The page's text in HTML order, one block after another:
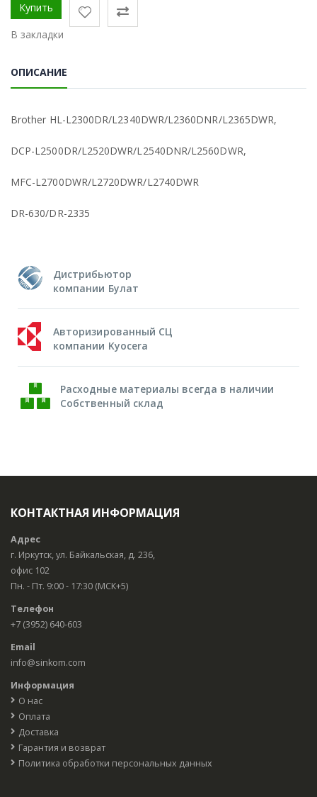
В закладки
ОПИСАНИЕ
Brother HL-L2300DR/L2340DWR/L2360DNR/L2365DWR,
DCP-L2500DR/L2520DWR/L2540DNR/L2560DWR,
MFC-L2700DWR/L2720DWR/L2740DWR
DR-630/DR-2335
Дистрибьютор
компании Булат
Авторизированный СЦ
компании Kyocera
Расходные материалы всегда в наличии
Собственный склад
КОНТАКТНАЯ ИНФОРМАЦИЯ
Адрес
г. Иркутск, ул. Байкальская, д. 236,
офис 102
Пн. - Пт. 9:00 - 17:30 (МСК+5)
Телефон
+7 (3952) 640-603
Email
info@sinkom.com
Информация
О нас
Оплата
Доставка
Гарантия и возврат
Политика обработки персональных данных